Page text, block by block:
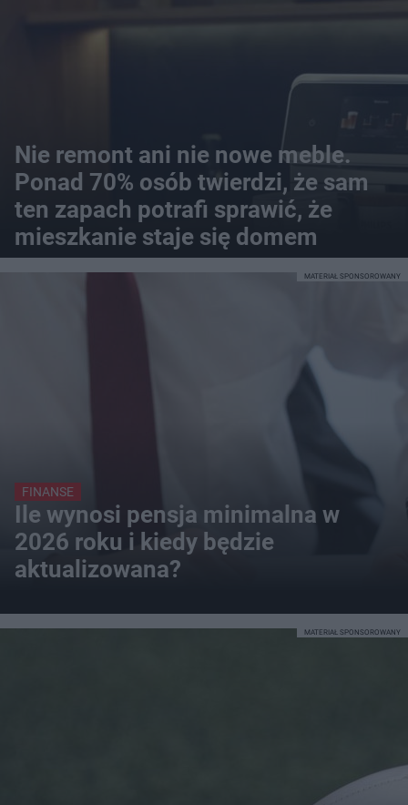
Nie remont ani nie nowe meble.
Ponad 70% osób twierdzi, że sam
ten zapach potrafi sprawić, że
mieszkanie staje się domem
FINANSE
Ile wynosi pensja minimalna w
2026 roku i kiedy będzie
aktualizowana?
MATERIAŁ SPONSOROWANY
MATERIAŁ SPONSOROWANY